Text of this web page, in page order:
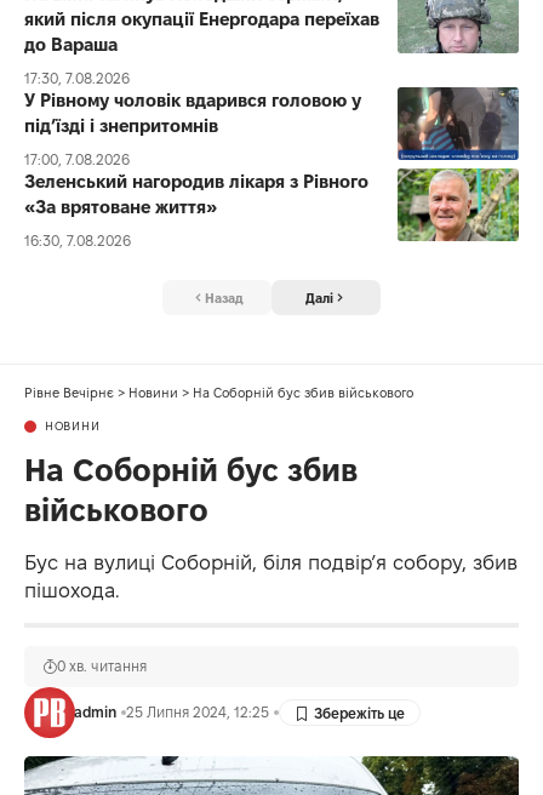
який після окупації Енергодара переїхав
до Вараша
17:30, 7.08.2026
У Рівному чоловік вдарився головою у
під’їзді і знепритомнів
17:00, 7.08.2026
Зеленський нагородив лікаря з Рівного
«За врятоване життя»
16:30, 7.08.2026
Назад Далі
Рівне Вечірнє > Новини > На Соборній бус збив військового
НОВИНИ
На Соборній бус збив
військового
Бус на вулиці Соборній, біля подвір’я собору, збив
пішохода.
admin 25 Липня 2024, 12:25
0 хв. читання